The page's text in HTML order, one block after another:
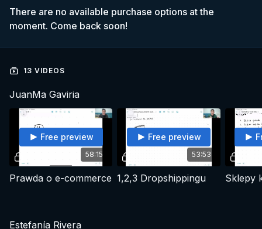
There are no available purchase options at the
moment. Come back soon!
13 VIDEOS
JuanMa Gaviria
58:15
Free preview
Prawda o e-commerce
53:53
Free preview
1,2,3 Dropshippingu
Estefanía Rivera